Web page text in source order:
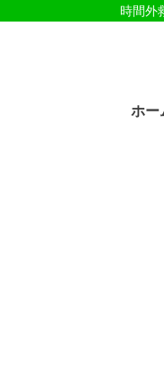
時間外
ホー